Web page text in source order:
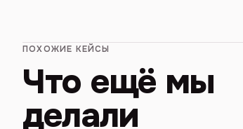
ПОХОЖИЕ КЕЙСЫ
Что ещё мы
делали